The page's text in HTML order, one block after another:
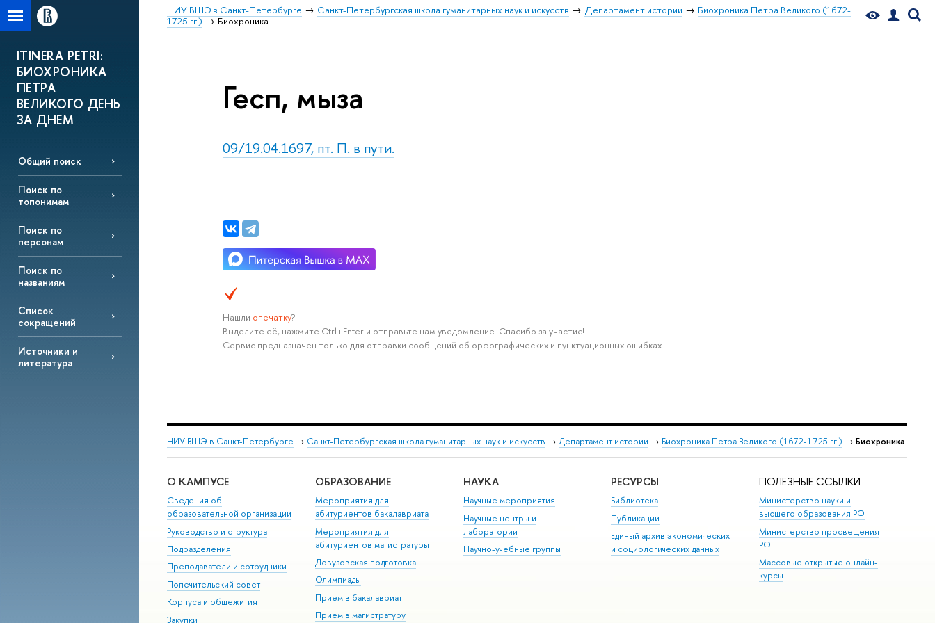
НИУ ВШЭ в Санкт-Петербурге Санкт-Петербургская школа гуманитарных наук и искусств Департамент истории
Биохроника Петра Великого (1672-
1725 гг.)
Биохроника
ITINERA PETRI:
БИОХРОНИКА
ПЕТРА
ВЕЛИКОГО ДЕНЬ
ЗА ДНЕМ
Общий поиск
Поиск по
топонимам
Поиск по
персонам
Поиск по
названиям
Список
сокращений
Источники и
литература
Гесп, мыза
09/19.04.1697, пт. П. в пути.
Нашли опечатку?
Выделите её, нажмите Ctrl+Enter и отправьте нам уведомление. Спасибо за участие!
Сервис предназначен только для отправки сообщений об орфографических и пунктуационных ошибках.
НИУ ВШЭ в Санкт-Петербурге → Санкт-Петербургская школа гуманитарных наук и искусств → Департамент истории → Биохроника Петра Великого (1672-1725 гг.) → Биохроника
О КАМПУСЕ
Сведения об
образовательной организации
Руководство и структура
Подразделения
Преподаватели и сотрудники
Попечительский совет
Корпуса и общежития
Закупки
ОБРАЗОВАНИЕ
Мероприятия для
абитуриентов бакалавриата
Мероприятия для
абитуриентов магистратуры
Довузовская подготовка
Олимпиады
Прием в бакалавриат
Прием в магистратуру
НАУКА
Научные мероприятия
Научные центры и
лаборатории
Научно-учебные группы
РЕСУРСЫ
Библиотека
Публикации
Единый архив экономических
и социологических данных
ПОЛЕЗНЫЕ ССЫЛКИ
Министерство науки и
высшего образования РФ
Министерство просвещения
РФ
Массовые открытые онлайн-
курсы